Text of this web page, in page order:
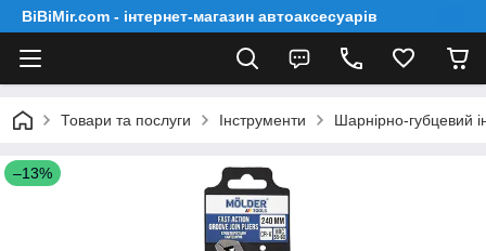
BiBiMir.com - інтернет-магазин автоаксесуарів
Товари та послуги Інструменти Шарнірно-губцевий
–13%